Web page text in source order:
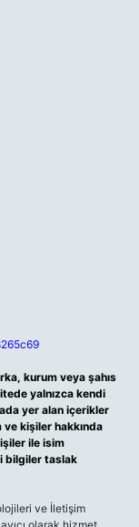
kurum veya şahıs
yalnızca kendi
yer alan içerikler
kişiler hakkında
ile isim
bilgiler taslak
ve İletişim